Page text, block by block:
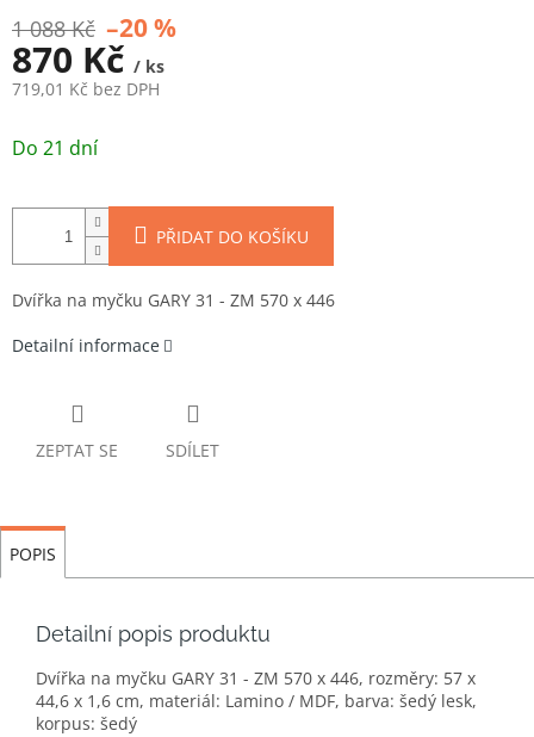
1 088 Kč –20 %
870 Kč / ks
719,01 Kč bez DPH
cena:
Do 21 dní
PŘIDAT DO KOŠÍKU
Dvířka na myčku GARY 31 - ZM 570 x 446
Detailní informace
ZEPTAT SE SDÍLET
POPIS
Detailní popis produktu
Dvířka na myčku GARY 31 - ZM 570 x 446, rozměry: 57 x
44,6 x 1,6 cm, materiál: Lamino / MDF, barva: šedý lesk,
korpus: šedý